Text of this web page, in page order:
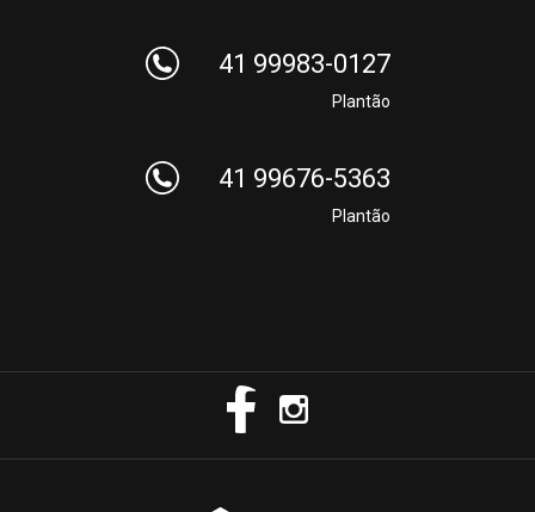
41 99983-0127
Plantão
41 99676-5363
Plantão